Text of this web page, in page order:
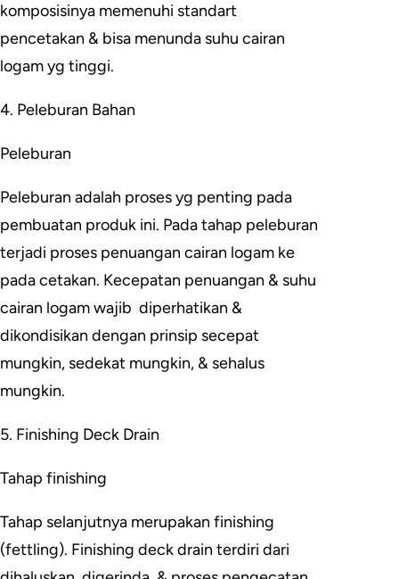
komposisinya memenuhi standart
pencetakan & bisa menunda suhu cairan
logam yg tinggi.
4. Peleburan Bahan
Peleburan
Peleburan adalah proses yg penting pada
pembuatan produk ini. Pada tahap peleburan
terjadi proses penuangan cairan logam ke
pada cetakan. Kecepatan penuangan & suhu
cairan logam wajib diperhatikan &
dikondisikan dengan prinsip secepat
mungkin, sedekat mungkin, & sehalus
mungkin.
5. Finishing Deck Drain
Tahap finishing
Tahap selanjutnya merupakan finishing
(fettling). Finishing deck drain terdiri dari